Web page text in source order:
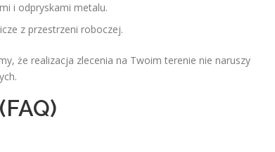
i odpryskami metalu.
z przestrzeni roboczej.
że realizacja zlecenia na Twoim terenie nie naruszy